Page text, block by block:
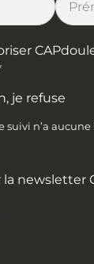
je refuse
suivi n’a
newsletter